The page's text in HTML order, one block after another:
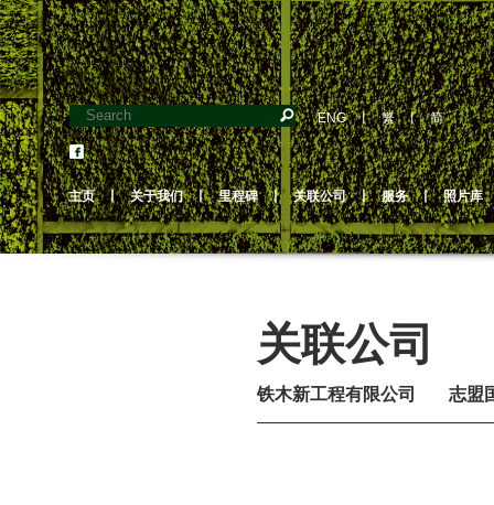
ENG丨繁丨简
主页 丨 关于我们 丨 里程碑 丨 关联公司 丨 服务 丨 照片库
关联公司
铁木新工程有限公司 志盟